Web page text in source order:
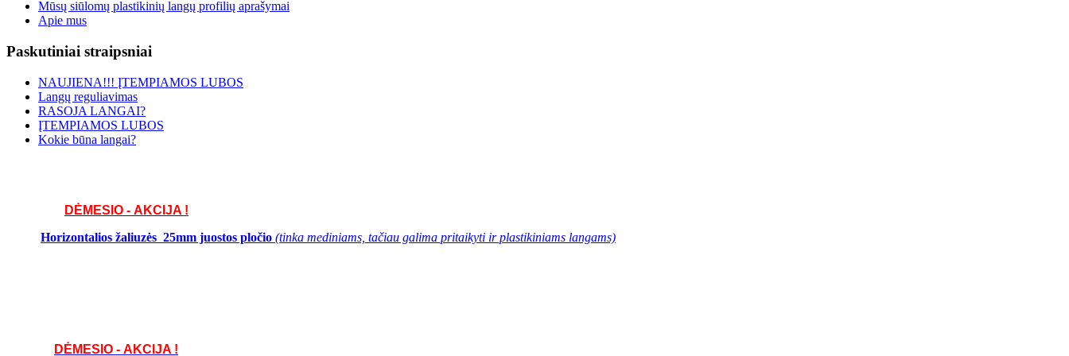
Mūsų siūlomų plastikinių langų profilių aprašymai
Apie mus
Paskutiniai straipsniai
NAUJIENA!!! ĮTEMPIAMOS LUBOS
Langų reguliavimas
RASOJA LANGAI?
ĮTEMPIAMOS LUBOS
Kokie būna langai?
DĖMESIO - AKCIJA !
Horizontalios žaliuzės 25mm juostos pločio (tinka mediniams, tačiau galima pritaikyti ir plastikiniams langams)
DĖMESIO - AKCIJA !